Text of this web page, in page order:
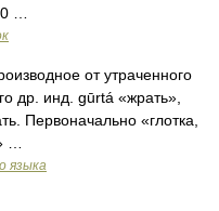
…
от утраченного
др. инд. gūrtá «жрать»,
Первоначально «глотка,
…
языка